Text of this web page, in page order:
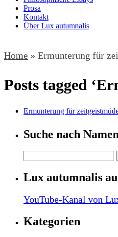
Prosa
Kontakt
Über Lux autumnalis
Home » Ermunterung für
Posts tagged
Ermunterung für
Suche nach
Lux autumnalis
YouTube-Kanal von
Kategorien